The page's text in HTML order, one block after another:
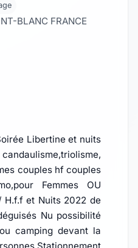
BLANC FRANCE
Libertine et nuits
couples hf couples
Femmes OU
H.f.f et Nuits 2022 de
Nu possibilité
camping devant la